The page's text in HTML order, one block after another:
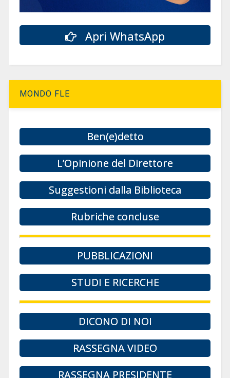
Apri WhatsApp
MONDO FLE
Ben(e)detto
L’Opinione del Direttore
Suggestioni dalla Biblioteca
Rubriche concluse
PUBBLICAZIONI
STUDI E RICERCHE
DICONO DI NOI
RASSEGNA VIDEO
RASSEGNA PRESIDENTE